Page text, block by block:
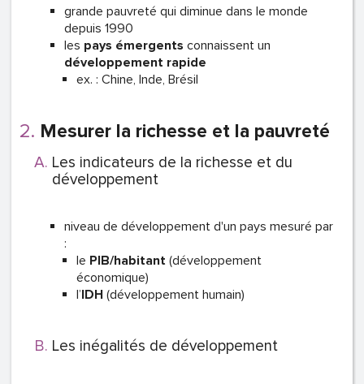
grande pauvreté qui diminue dans le monde
depuis 1990
les pays émergents connaissent un
développement rapide
ex. : Chine, Inde, Brésil
Mesurer la richesse et la pauvreté
Les indicateurs de la richesse et du
développement
niveau de développement d'un pays mesuré par
:
le PIB/habitant (développement
économique)
l’IDH (développement humain)
Les inégalités de développement